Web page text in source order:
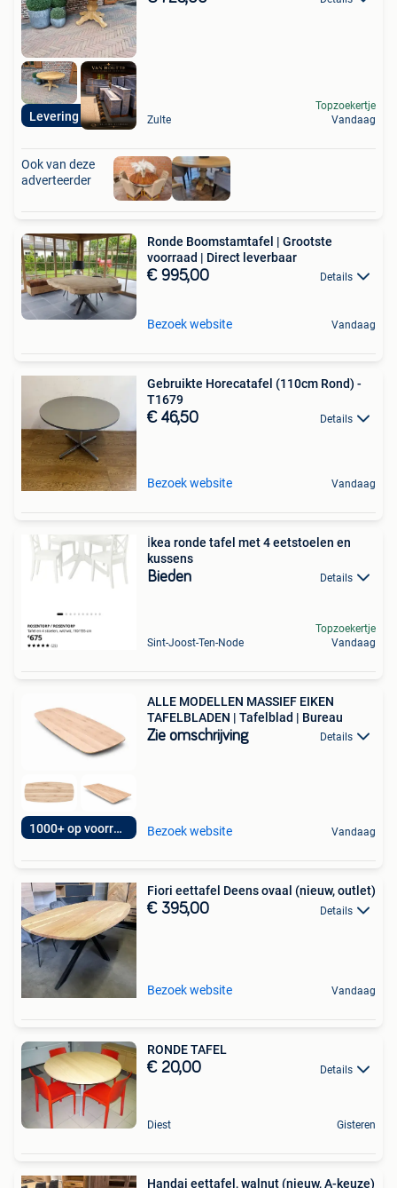
Levering mogelijk Zulte
Topzoekertje
Vandaag
Ook van deze
adverteerder
Ronde Boomstamtafel | Grootste
voorraad | Direct leverbaar
€ 995,00 Details
Bezoek website Vandaag
Gebruikte Horecatafel (110cm Rond) -
T1679
€ 46,50 Details
Bezoek website Vandaag
İkea ronde tafel met 4 eetstoelen en
kussens
Bieden Details
Sint-Joost-Ten-Node
Topzoekertje
Vandaag
1000+ op voorraad!
ALLE MODELLEN MASSIEF EIKEN
TAFELBLADEN | Tafelblad | Bureau
Zie omschrijving Details
Bezoek website Vandaag
Fiori eettafel Deens ovaal (nieuw, outlet)
€ 395,00 Details
Bezoek website Vandaag
RONDE TAFEL
€ 20,00 Details
Diest Gisteren
Handai eettafel, walnut (nieuw, A-keuze)